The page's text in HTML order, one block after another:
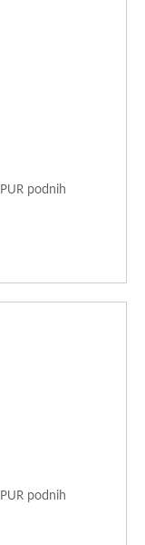
podnih
podnih